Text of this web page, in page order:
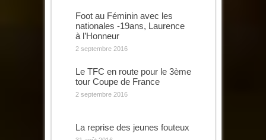
Foot au Féminin avec les
nationales -19ans, Laurence
à l’Honneur
2 septembre 2016
Le TFC en route pour le 3ème
tour Coupe de France
2 septembre 2016
La reprise des jeunes fouteux